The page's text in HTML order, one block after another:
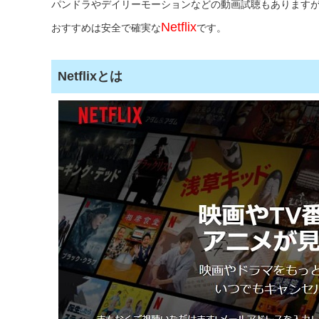
パンドラやデイリーモーションなどの動画試聴もあります
おすすめは安全で確実なNetflixです。
Netflixとは